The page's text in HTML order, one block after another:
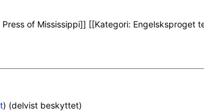
) (delvist beskyttet)